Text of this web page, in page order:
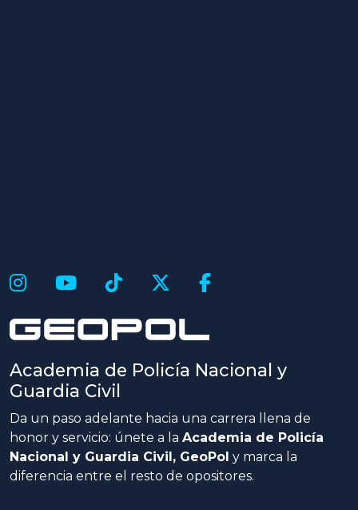
Academia de Policía Nacional y
Guardia Civil
Da un paso adelante hacia una carrera llena de
honor y servicio: únete a la Academia de Policía
Nacional y Guardia Civil, GeoPol y marca la
diferencia entre el resto de opositores.